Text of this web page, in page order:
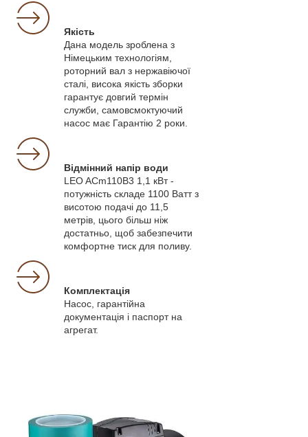
Якість
Дана модель зроблена з
Німецьким технологіям,
роторний вал з нержавіючої
сталі, висока якість зборки
гарантує довгий термін
служби, самовсмоктуючий
насос має Гарантію 2 роки.
Відмінний напір води
LEO ACm110B3 1,1 кВт -
потужність складе 1100 Ватт з
висотою подачі до 11,5
метрів, цього більш ніж
достатньо, щоб забезпечити
комфортне тиск для поливу.
Комплектація
Насос, гарантійна
документація і паспорт на
агрегат.